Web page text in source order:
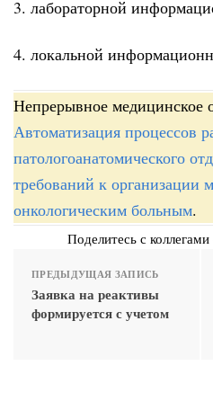
3. лабораторной
4. локальной
Непрерывное медицинское
Автоматизация процессов
патологоанатомического
требований к
онкологическим больным.
Поделитесь с
ПРЕДЫДУЩАЯ ЗАПИСЬ
Заявка на реактивы
формируется с учетом